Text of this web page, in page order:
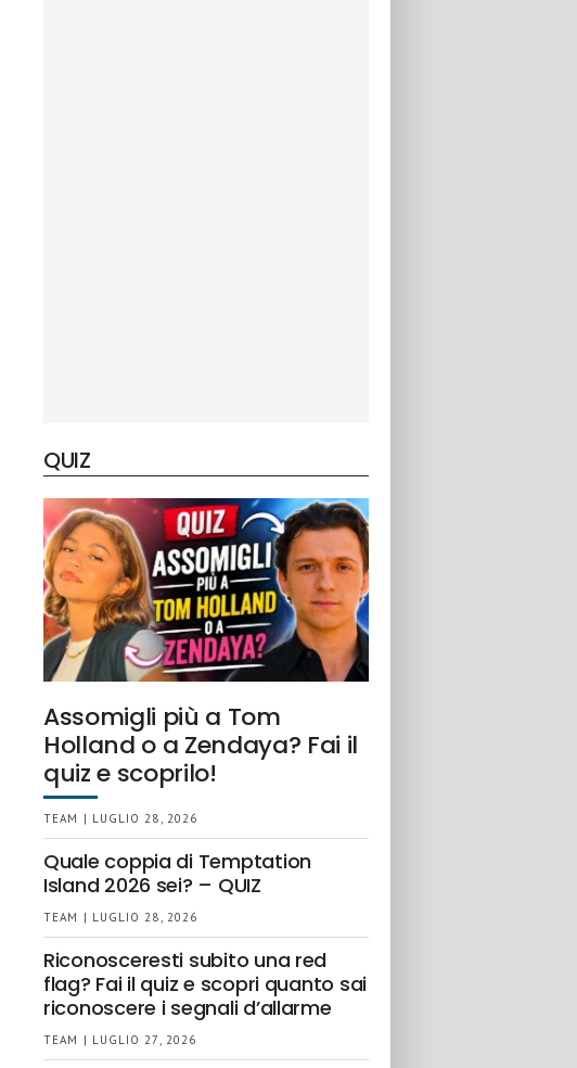
QUIZ
Assomigli più a Tom
Holland o a Zendaya? Fai il
quiz e scoprilo!
TEAM | LUGLIO 28, 2026
Quale coppia di Temptation
Island 2026 sei? – QUIZ
TEAM | LUGLIO 28, 2026
Riconosceresti subito una red
flag? Fai il quiz e scopri quanto sai
riconoscere i segnali d’allarme
TEAM | LUGLIO 27, 2026